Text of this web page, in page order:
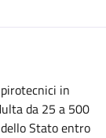
in
da 25 a 500
Stato entro